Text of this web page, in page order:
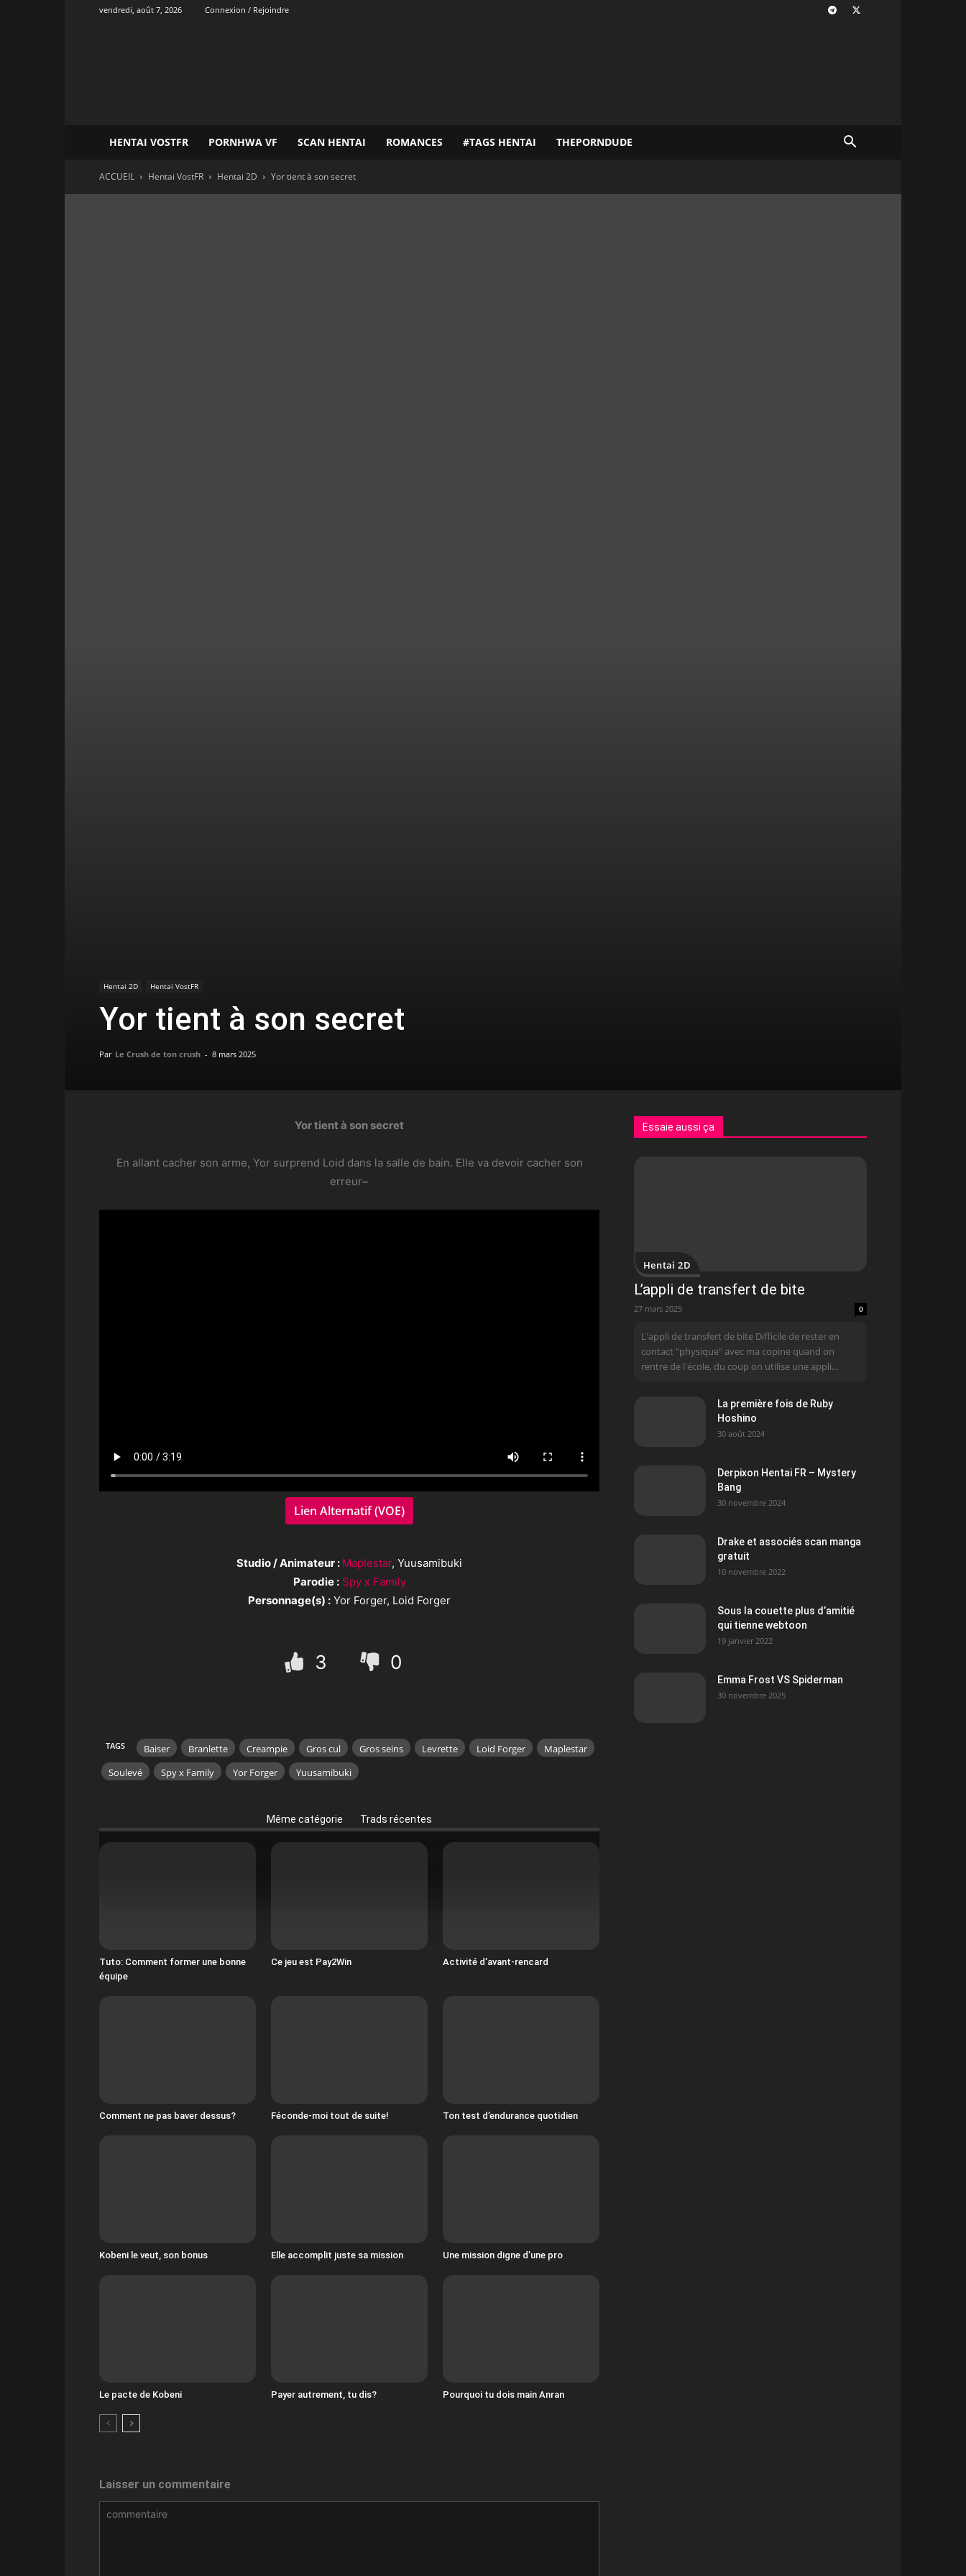
vendredi, août 7, 2026 Connexion / Rejoindre
HENTAI VOSTFR PORNHWA VF SCAN HENTAI ROMANCES #TAGS HENTAI THEPORNDUDE
ACCUEIL Hentai VostFR Hentai 2D Yor tient à son secret
Hentai 2D Hentai VostFR
Yor tient à son secret
Par Le Crush de ton crush - 8 mars 2025
Yor tient à son secret
En allant cacher son arme, Yor surprend Loid dans la salle de bain. Elle va devoir cacher son
erreur~
Lien Alternatif (VOE)
Studio / Animateur : Maplestar, Yuusamibuki
Parodie : Spy x Family
Personnage(s) : Yor Forger, Loid Forger
3 0
TAGS Baiser Branlette Creampie Gros cul Gros seins Levrette Loid Forger
Maplestar
Soulevé
Spy x Family Yor Forger Yuusamibuki
Même catégorie Trads récentes
Tuto: Comment former une bonne
équipe
Ce jeu est Pay2Win Activité d’avant-rencard
Comment ne pas baver dessus? Féconde-moi tout de suite! Ton test d’endurance quotidien
Kobeni le veut, son bonus Elle accomplit juste sa mission Une mission digne d’une pro
Le pacte de Kobeni Payer autrement, tu dis? Pourquoi tu dois main Anran
Laisser un commentaire
Essaie aussi ça
Hentai 2D
L’appli de transfert de bite
27 mars 2025 0
L'appli de transfert de bite Difficile de rester en
contact "physique" avec ma copine quand on
rentre de l'école, du coup on utilise une appli...
La première fois de Ruby
Hoshino
30 août 2024
Derpixon Hentai FR – Mystery
Bang
30 novembre 2024
Drake et associés scan manga
gratuit
10 novembre 2022
Sous la couette plus d’amitié
qui tienne webtoon
19 janvier 2022
Emma Frost VS Spiderman
30 novembre 2025